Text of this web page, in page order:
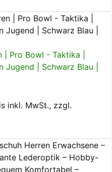
| Pro Bowl - Taktika |
Jugend | Schwarz Blau |
inkl. MwSt., zzgl.